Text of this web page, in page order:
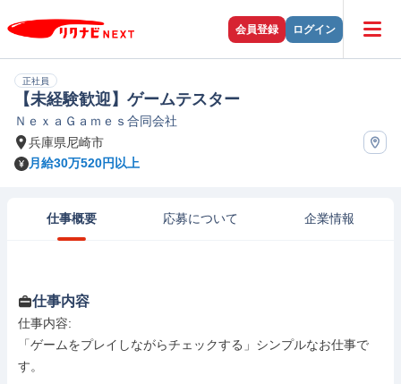
会員登録 ログイン
正社員
【未経験歓迎】ゲームテスター
ＮｅｘａＧａｍｅｓ合同会社
兵庫県尼崎市
月給30万520円以上
仕事概要 応募について 企業情報
仕事内容
仕事内容:
「ゲームをプレイしながらチェックする」シンプルなお仕事で
す。